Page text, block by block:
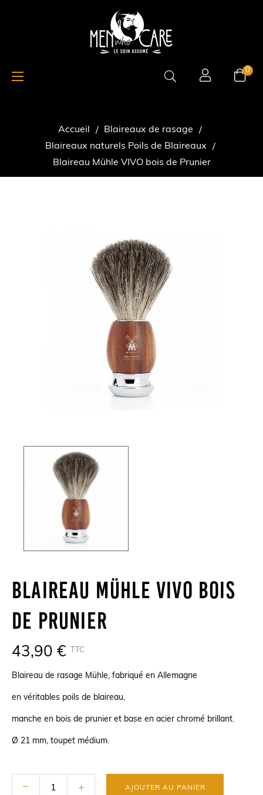
0
Basculer
la
☰
Accueil
Blaireaux de rasage
Blaireaux naturels Poils de Blaireaux
Blaireau Mühle VIVO bois de Prunier
Blaireau Mühle VIVO Bois
De Prunier
43,90 € TTC
Blaireau de rasage Mühle, fabriqué en Allemagne
en véritables poils de blaireau,
manche en bois de prunier et base en acier chromé brillant.
Ø 21 mm, toupet médium.
AJOUTER AU PANIER